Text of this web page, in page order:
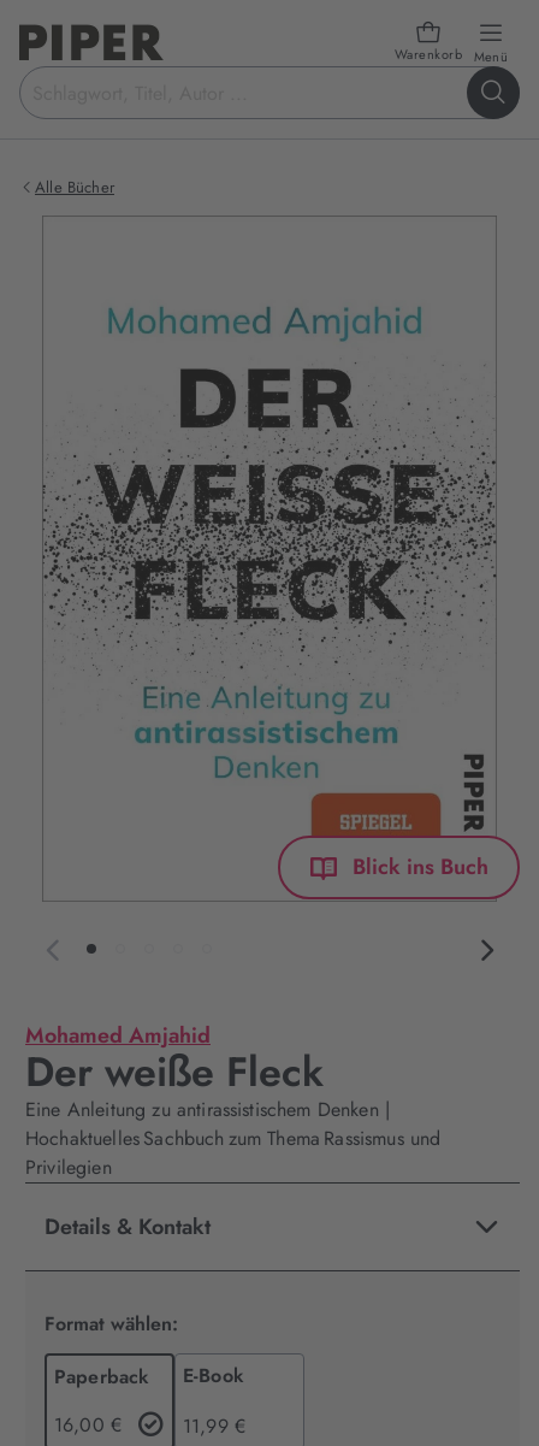
Warenkorb Menü
Suchbegriff
eingeben
Alle Bücher
Blick ins Buch
Mohamed Amjahid
Der weiße Fleck
Eine Anleitung zu antirassistischem Denken |
Hochaktuelles Sachbuch zum Thema Rassismus und
Privilegien
Details & Kontakt
Format wählen:
Paperback
16,00 €
E-Book
11,99 €